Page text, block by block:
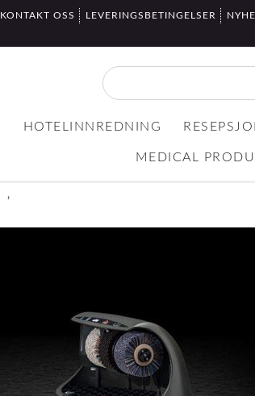
KONTAKT OSS LEVERINGSBETINGELSER
HOTELINNREDNING
MEDICAL